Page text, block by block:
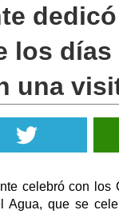
los
una
celebró con
Agua, que se